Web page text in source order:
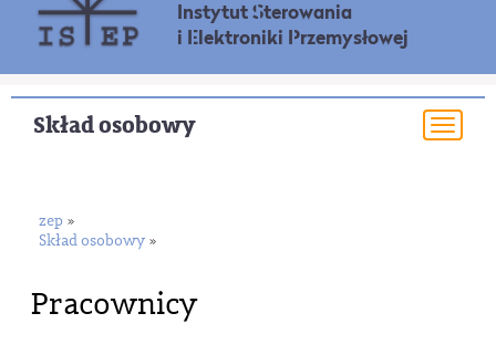
Instytut Sterowania
i Elektroniki Przemysłowej
Skład osobowy
zep »
Skład osobowy »
Pracownicy